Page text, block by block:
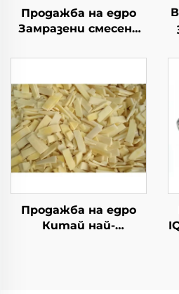
Продажба на едро
Замразени смесени
банан, киви, смоква,
Продажба на едро
Китай най-